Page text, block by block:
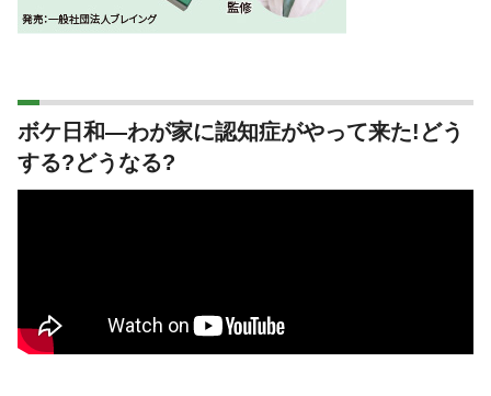
ボケ日和―わが家に認知症がやって来た!どう
する?どうなる?